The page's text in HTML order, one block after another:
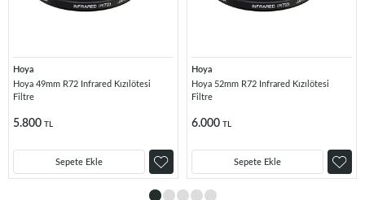
Hoya
Hoya 49mm R72 Infrared Kızılötesi
Filtre
5.800 TL
Sepete Ekle
Hoya
Hoya 52mm R72 Infrared Kızılötesi
Filtre
6.000 TL
Sepete Ekle